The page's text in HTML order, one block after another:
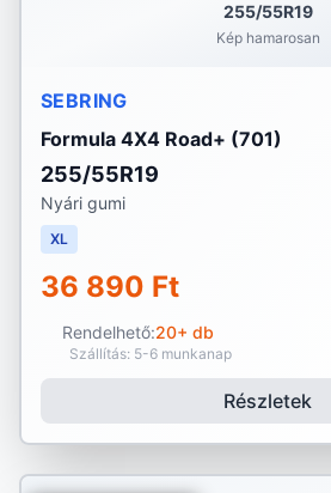
255/55R19
Kép hamarosan
SEBRING
Formula 4X4 Road+ (701)
255/55R19
Nyári gumi
XL
36 890 Ft
Rendelhető:20+ db
Szállítás: 5-6 munkanap
Részletek